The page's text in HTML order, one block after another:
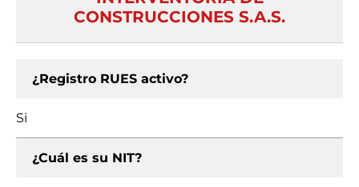
CONSTRUCCIONES S.A.S.
¿Registro RUES activo?
Si
¿Cuál es su NIT?